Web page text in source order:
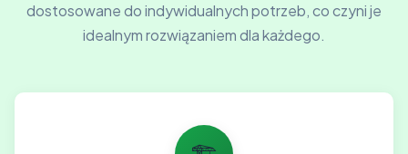
dostosowane do indywidualnych potrzeb, co czyni je
idealnym rozwiązaniem dla każdego.